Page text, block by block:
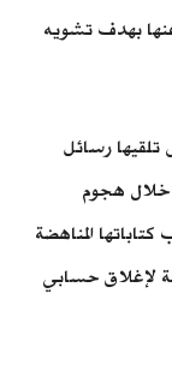
بهدف تشويه
تلقيها رسائل
خلال هجوم
المناهضة
لإغلاق حسابي